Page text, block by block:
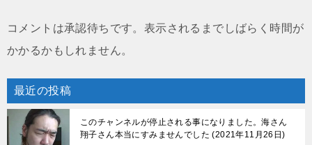
コメントは承認待ちです。表示されるまでしばらく時間が
かかるかもしれません。
最近の投稿
このチャンネルが停止される事になりました。海さん
翔子さん本当にすみませんでした
2021年11月26日